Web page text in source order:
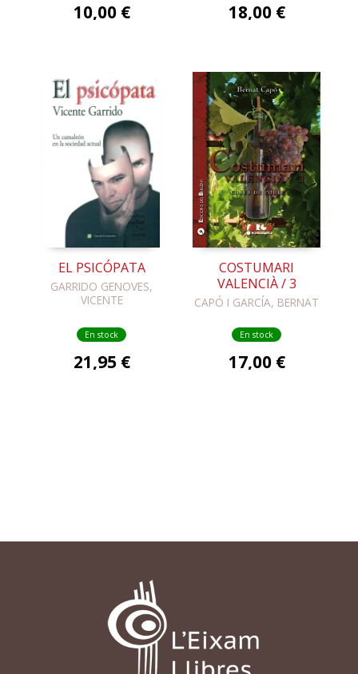
10,00 € 18,00 €
EL PSICÓPATA
GARRIDO GENOVES,
VICENTE
En stock
21,95 €
COSTUMARI
VALENCIÀ / 3
CAPÓ I GARCÍA, BERNAT
En stock
17,00 €